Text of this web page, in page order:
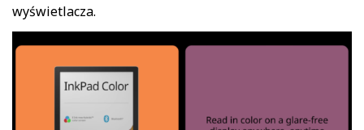
wyświetlacza.